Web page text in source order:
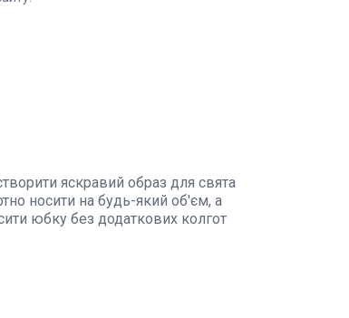
яскравий образ для свята
носити на будь-який об'єм, а
юбку без додаткових колгот